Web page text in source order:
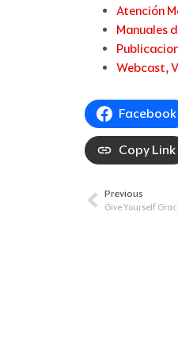
Atención
Manuales
Webcast,
Facebook
Copy Link
Prev
Previous
Give Yourself